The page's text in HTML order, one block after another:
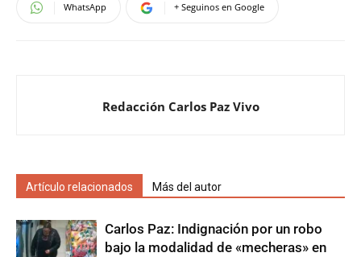
WhatsApp + Seguinos en Google
Redacción Carlos Paz Vivo
Artículo relacionados Más del autor
Carlos Paz: Indignación por un robo
bajo la modalidad de «mecheras» en